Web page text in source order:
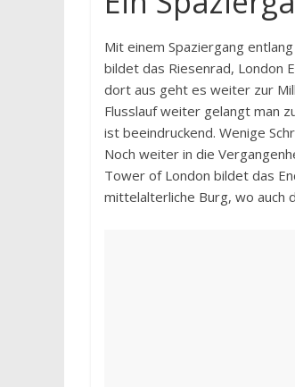
Mit einem Spaziergang
bildet das Riesenrad, London
dort aus geht es weiter zur
Flusslauf weiter gelangt man
ist beeindruckend. Wenige
Noch weiter in die
Tower of London bildet das
mittelalterliche Burg, wo auch